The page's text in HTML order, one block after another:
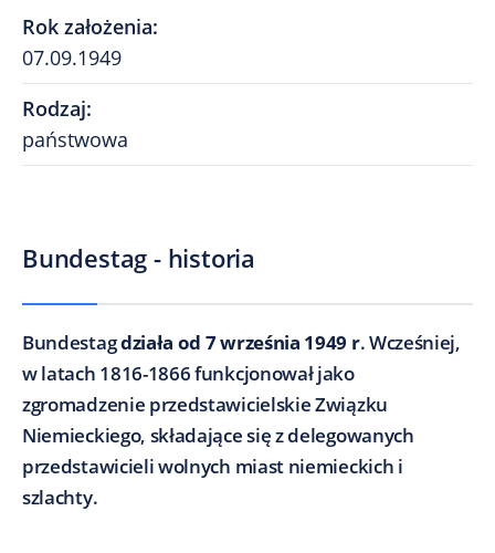
Rok założenia:
07.09.1949
Rodzaj:
państwowa
Bundestag - historia
Bundestagdziała od 7 września 1949 r. Wcześniej,
w latach 1816-1866 funkcjonował jako
zgromadzenie przedstawicielskie Związku
Niemieckiego, składające się z delegowanych
przedstawicieli wolnych miast niemieckich i
szlachty.